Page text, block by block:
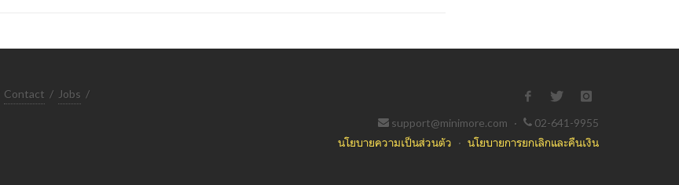
Contact / Jobs /
support@minimore.com ·
02-641-9955
นโยบายความเป็นส่วนตัว · นโยบายการยกเลิกและคืนเงิน